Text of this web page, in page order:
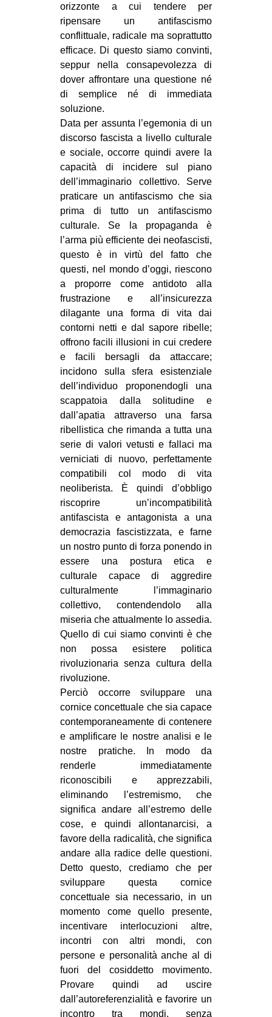
orizzonte a cui tendere per
ripensare un antifascismo
conflittuale, radicale ma soprattutto
efficace. Di questo siamo convinti,
seppur nella consapevolezza di
dover affrontare una questione né
di semplice né di immediata
soluzione.
Data per assunta l’egemonia di un
discorso fascista a livello culturale
e sociale, occorre quindi avere la
capacità di incidere sul piano
dell’immaginario collettivo. Serve
praticare un antifascismo che sia
prima di tutto un antifascismo
culturale. Se la propaganda è
l’arma più efficiente dei neofascisti,
questo è in virtù del fatto che
questi, nel mondo d’oggi, riescono
a proporre come antidoto alla
frustrazione e all’insicurezza
dilagante una forma di vita dai
contorni netti e dal sapore ribelle;
offrono facili illusioni in cui credere
e facili bersagli da attaccare;
incidono sulla sfera esistenziale
dell’individuo proponendogli una
scappatoia dalla solitudine e
dall’apatia attraverso una farsa
ribellistica che rimanda a tutta una
serie di valori vetusti e fallaci ma
verniciati di nuovo, perfettamente
compatibili col modo di vita
neoliberista. È quindi d’obbligo
riscoprire un’incompatibilità
antifascista e antagonista a una
democrazia fascistizzata, e farne
un nostro punto di forza ponendo in
essere una postura etica e
culturale capace di aggredire
culturalmente l’immaginario
collettivo, contendendolo alla
miseria che attualmente lo assedia.
Quello di cui siamo convinti è che
non possa esistere politica
rivoluzionaria senza cultura della
rivoluzione.
Perciò occorre sviluppare una
cornice concettuale che sia capace
contemporaneamente di contenere
e amplificare le nostre analisi e le
nostre pratiche. In modo da
renderle immediatamente
riconoscibili e apprezzabili,
eliminando l’estremismo, che
significa andare all’estremo delle
cose, e quindi allontanarcisi, a
favore della radicalità, che significa
andare alla radice delle questioni.
Detto questo, crediamo che per
sviluppare questa cornice
concettuale sia necessario, in un
momento come quello presente,
incentivare interlocuzioni altre,
incontri con altri mondi, con
persone e personalità anche al di
fuori del cosiddetto movimento.
Provare quindi ad uscire
dall’autoreferenzialità e favorire un
incontro tra mondi, senza